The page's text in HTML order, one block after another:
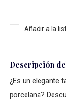
Añadir a la
Descripción
¿Es un elegante
porcelana?